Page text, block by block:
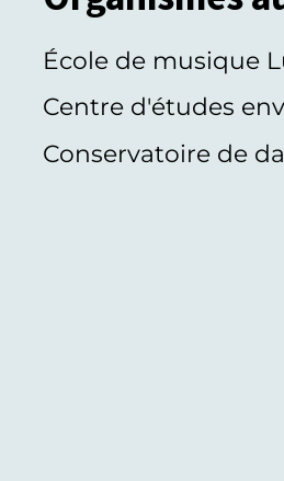
École de musique
Centre d'études
Conservatoire de